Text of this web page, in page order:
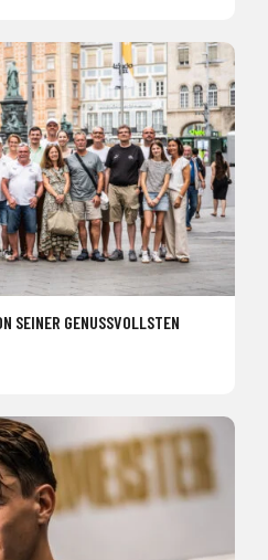
SEINER GENUSSVOLLSTEN